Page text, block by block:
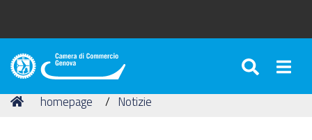
Camera
Commercio
Tu
Home
homepage Notizie